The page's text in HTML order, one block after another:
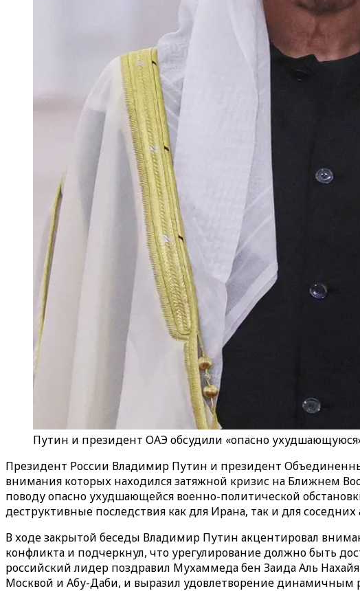
Путин и президент ОАЭ обсудили «опасно
Президент России Владимир Путин и президент
внимания которых находился затяжной кризис на Ближнем
поводу опасно ухудшающейся военно-политической
деструктивные последствия как для Ирана, так и для соседних
В ходе закрытой беседы Владимир Путин акцентировал
конфликта и подчеркнул, что урегулирование должно быть
российский лидер поздравил Мухаммеда бен Заида Аль
Москвой и Абу-Даби, и выразил удовлетворение динамичным